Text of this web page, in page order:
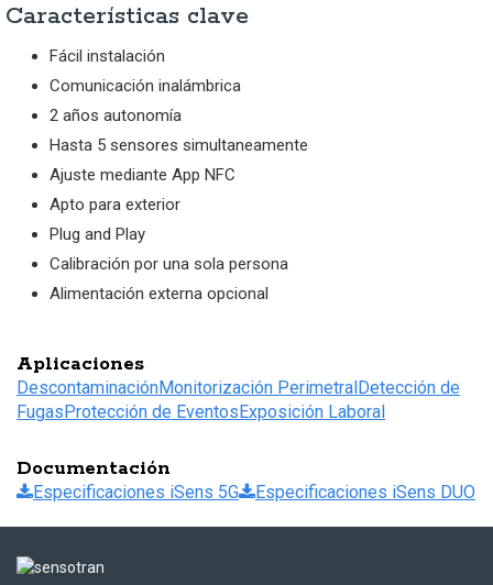
Características clave
Fácil instalación
Comunicación inalámbrica
2 años autonomía
Hasta 5 sensores simultaneamente
Ajuste mediante App NFC
Apto para exterior
Plug and Play
Calibración por una sola persona
Alimentación externa opcional
Aplicaciones
DescontaminaciónMonitorización PerimetralDetección de
FugasProtección de EventosExposición Laboral
Documentación
Especificaciones iSens 5G Especificaciones iSens DUO